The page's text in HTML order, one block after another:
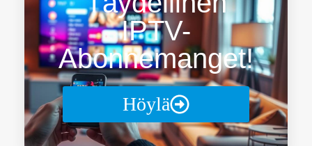
IPTV-
Abonnemanget!
Höylä